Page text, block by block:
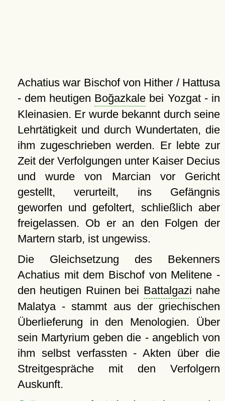
Achatius war Bischof von Hither / Hattusa
- dem heutigen Boğazkale bei Yozgat - in
Kleinasien. Er wurde bekannt durch seine
Lehrtätigkeit und durch Wundertaten, die
ihm zugeschrieben werden. Er lebte zur
Zeit der Verfolgungen unter Kaiser Decius
und wurde von Marcian vor Gericht
gestellt, verurteilt, ins Gefängnis
geworfen und gefoltert, schließlich aber
freigelassen. Ob er an den Folgen der
Martern starb, ist ungewiss.
Die Gleichsetzung des Bekenners
Achatius mit dem Bischof von Melitene -
den heutigen Ruinen bei Battalgazi nahe
Malatya - stammt aus der griechischen
Überlieferung in den Menologien. Über
sein Martyrium geben die - angeblich von
ihm selbst verfassten - Akten über die
Streitgespräche mit den Verfolgern
Auskunft.